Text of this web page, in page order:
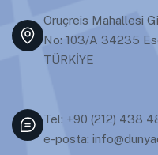
Oruçreis Mahallesi
No: 103/A 34235
TÜRKİYE
Tel: +90 (212) 438
e-posta: